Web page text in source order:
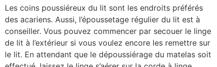
Les coins poussiéreux du lit sont les endroits préférés
des acariens. Aussi, l’époussetage régulier du lit est à
conseiller. Vous pouvez commencer par secouer le linge
de lit à l’extérieur si vous voulez encore les remettre sur
le lit. En attendant que le dépoussiérage du matelas soit